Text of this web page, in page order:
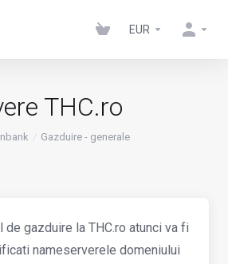
EUR
THC.ro
Gazduire - generale
de gazduire la THC.ro atunci va fi
nameserverele domeniului